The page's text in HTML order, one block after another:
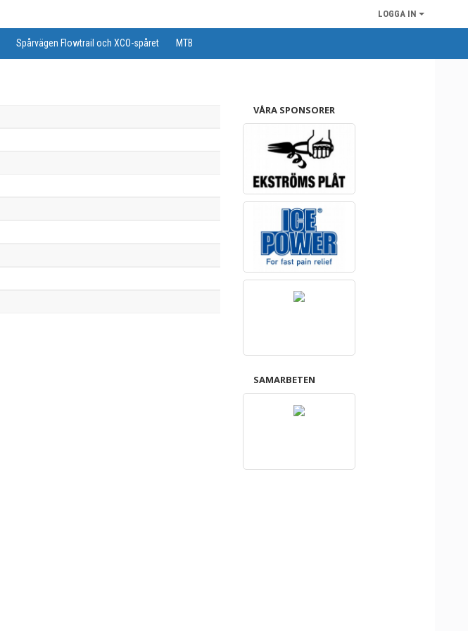
LOGGA IN
Spårvägen Flowtrail och XCO-spåret MTB
VÅRA SPONSORER
SAMARBETEN